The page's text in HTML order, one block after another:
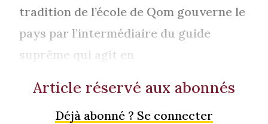
tradition de l’école de Qom gouverne le
pays par l’intermédiaire du guide
suprême qui agit en
Article réservé aux abonnés
Déjà abonné ? Se connecter